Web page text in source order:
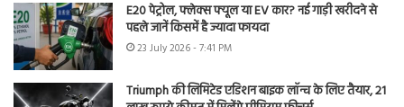
E20 पेट्रोल, फ्लेक्स फ्यूल या EV कार? नई गाड़ी खरीदने से
पहले जानें किसमें है ज्यादा फायदा
23 July 2026 - 7:41 PM
Triumph की लिमिटेड एडिशन बाइक लॉन्च के लिए तैयार, 21